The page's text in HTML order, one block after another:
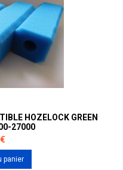
HOZELOCK GREEN
27000
panier